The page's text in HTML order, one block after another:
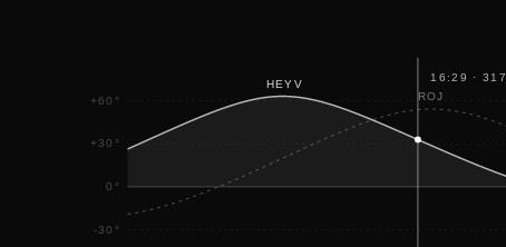
+60°
+30°
0°
-30°
HEYV
ROJ
16:29
· 317